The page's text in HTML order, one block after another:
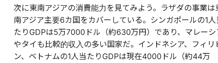
次に東南アジアの消費能力を見てみよう。ラザダの事業は
南アジア主要6カ国をカバーしている。シンガポールの1人
たりGDPは5万7000ドル（約630万円）であり、マレーシ
やタイも比較的収入の多い国家だ。インドネシア、フィリ
ン、ベトナムの1人当たりGDPは現在4000ドル（約44万